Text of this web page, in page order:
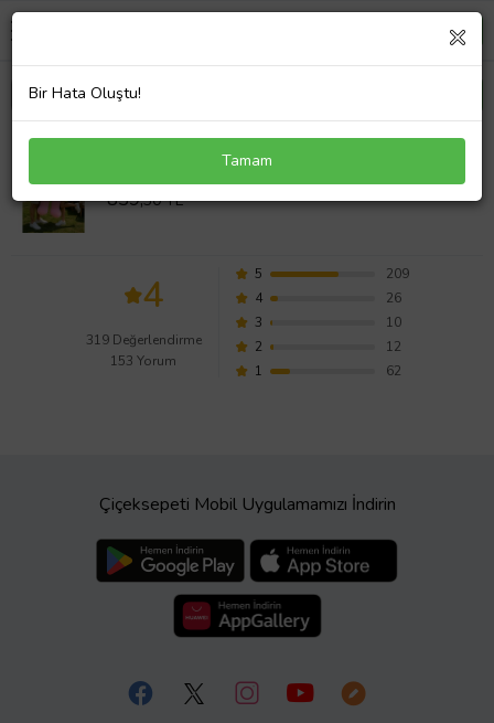
160 Papyonlu Büyük Ayıcık (%100 Yerli) (Pembe)
Değerlendirmeleri
839,30 TL
4
319 Değerlendirme
153 Yorum
5
209
4
26
3
10
2
12
1
62
Çiçeksepeti Mobil Uygulamamızı İndirin
Bir Hata Oluştu!
Tamam